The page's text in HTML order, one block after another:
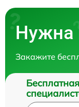
Нужна
Закажите